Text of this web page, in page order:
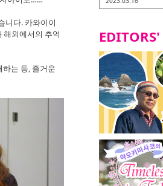
니다. 카와이이
외에서의 추억
는 등, 즐거운
후쿠오카 라멘 월
2023.03.07
비건・베지테리언
2023.03.07
이소기요카라즈 하
지테리언 메뉴 시
2023.03.02
little stand 다이
카시
2023.02.28
토치쿠켄 오리오